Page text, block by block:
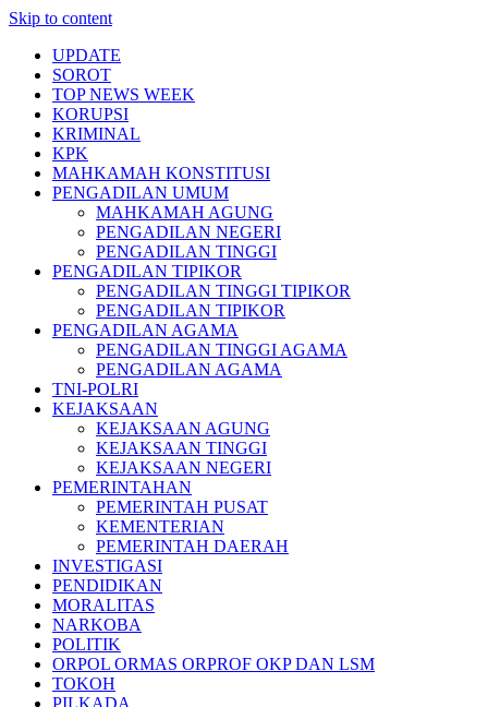
Skip to content
UPDATE
SOROT
TOP NEWS WEEK
KORUPSI
KRIMINAL
KPK
MAHKAMAH KONSTITUSI
PENGADILAN UMUM
MAHKAMAH AGUNG
PENGADILAN NEGERI
PENGADILAN TINGGI
PENGADILAN TIPIKOR
PENGADILAN TINGGI TIPIKOR
PENGADILAN TIPIKOR
PENGADILAN AGAMA
PENGADILAN TINGGI AGAMA
PENGADILAN AGAMA
TNI-POLRI
KEJAKSAAN
KEJAKSAAN AGUNG
KEJAKSAAN TINGGI
KEJAKSAAN NEGERI
PEMERINTAHAN
PEMERINTAH PUSAT
KEMENTERIAN
PEMERINTAH DAERAH
INVESTIGASI
PENDIDIKAN
MORALITAS
NARKOBA
POLITIK
ORPOL ORMAS ORPROF OKP DAN LSM
TOKOH
PILKADA